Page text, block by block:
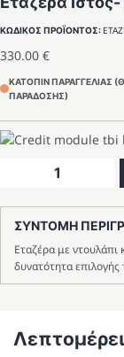
ΚΩΔΙΚΟΣ ΠΡΟΪΟΝΤΟΣ:
330.00 €
ΚΑΤΟΠΙΝ ΠΑΡΑΓΓΕΛΙΑΣ
ΠΑΡΑΔΟΣΗΣ)
ποσότητα
ΣΥΝΤΟΜΗ
Εταζέρα με ντουλάπι
δυνατότητα